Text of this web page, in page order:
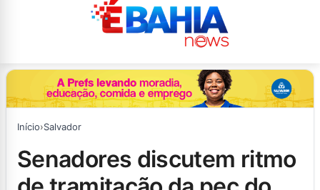
Início›Salvador
senadores discutem ritmo